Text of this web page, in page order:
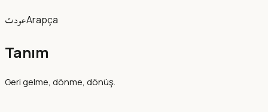
عودتArapça
Tanım
Geri gelme, dönme, dönüş.